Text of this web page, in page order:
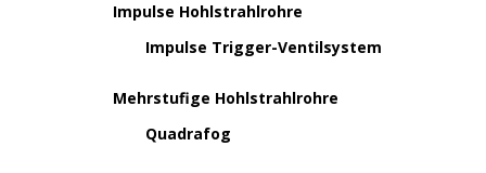
Impulse Hohlstrahlrohre
Impulse Trigger-Ventilsystem
Mehrstufige Hohlstrahlrohre
Quadrafog